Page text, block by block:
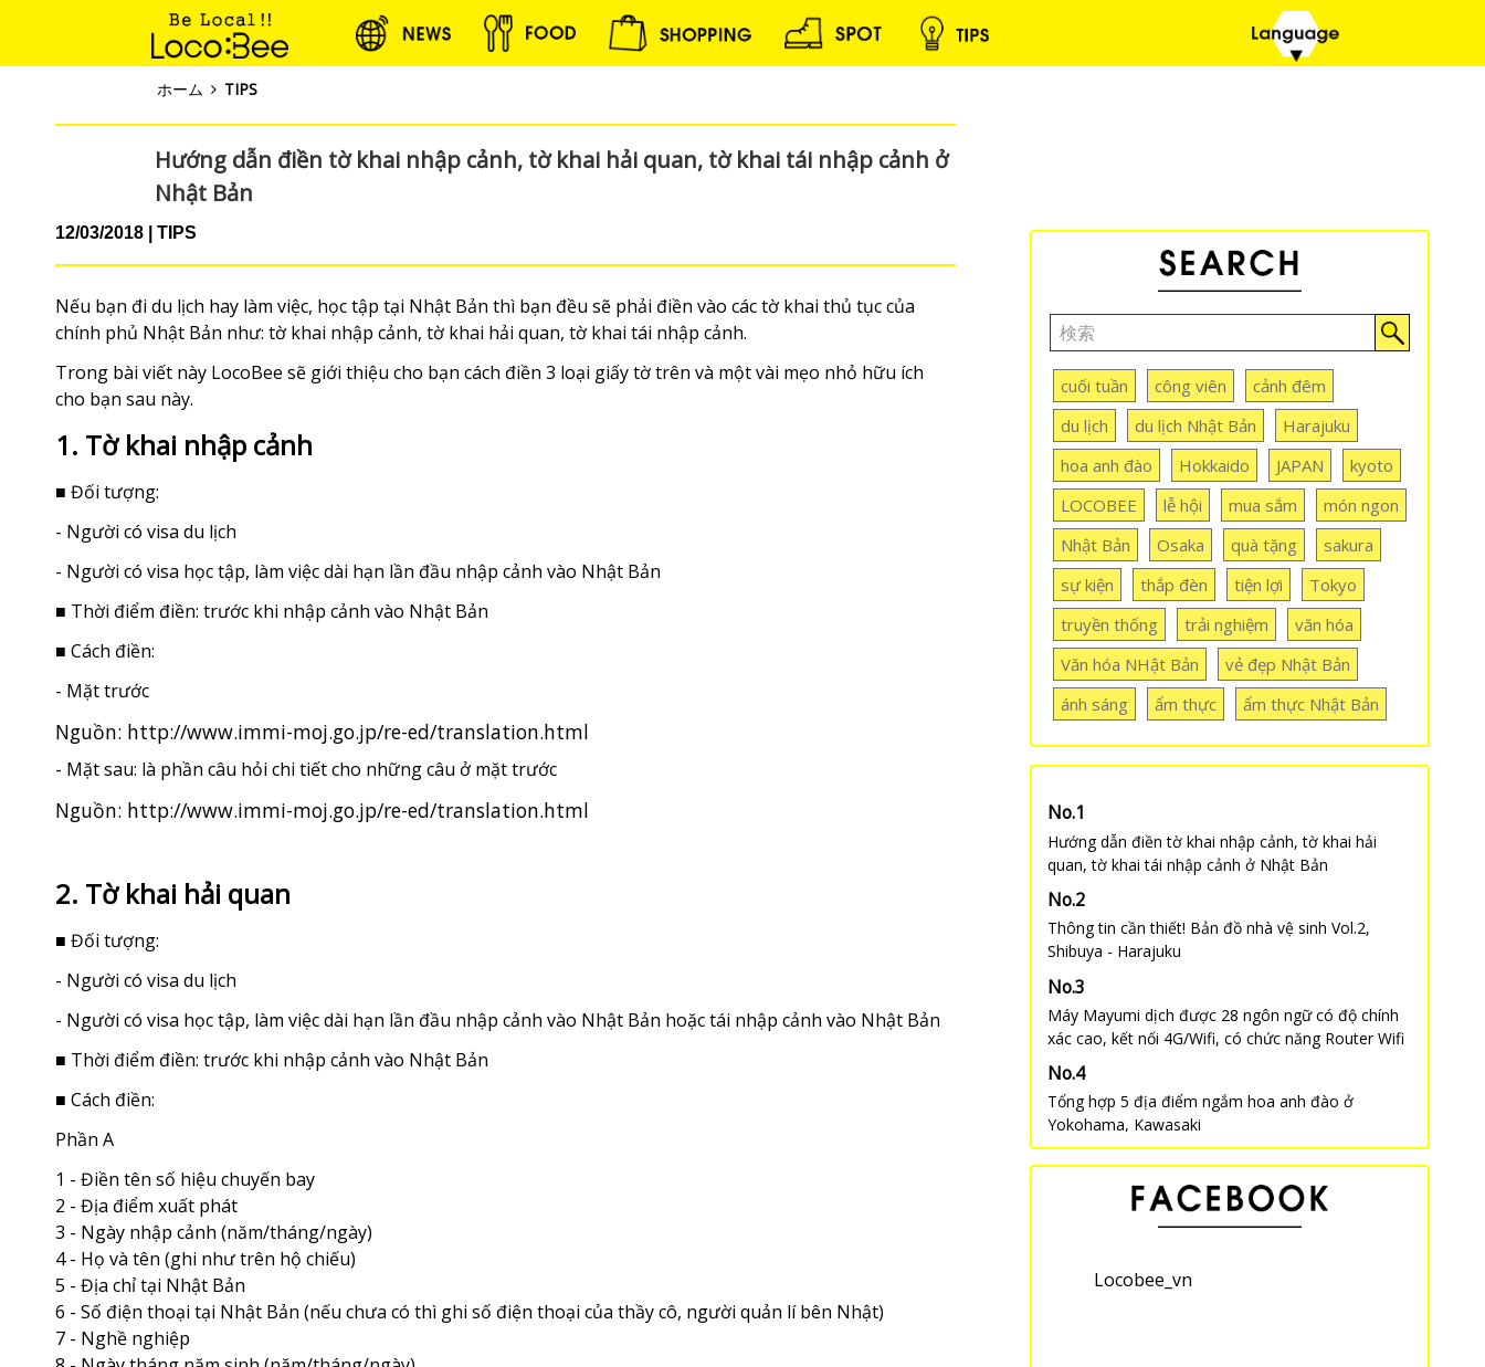
ホーム TIPS
Hướng dẫn điền tờ khai nhập cảnh, tờ khai hải quan, tờ khai tái nhập cảnh ở
Nhật Bản
12/03/2018 TIPS
Nếu bạn đi du lịch hay làm việc, học tập tại Nhật Bản thì bạn đều sẽ phải điền vào các tờ khai thủ tục của
chính phủ Nhật Bản như: tờ khai nhập cảnh, tờ khai hải quan, tờ khai tái nhập cảnh.
Trong bài viết này LocoBee sẽ giới thiệu cho bạn cách điền 3 loại giấy tờ trên và một vài mẹo nhỏ hữu ích
cho bạn sau này.
1. Tờ khai nhập cảnh
■ Đối tượng:
- Người có visa du lịch
- Người có visa học tập, làm việc dài hạn lần đầu nhập cảnh vào Nhật Bản
■ Thời điểm điền: trước khi nhập cảnh vào Nhật Bản
■ Cách điền:
- Mặt trước
Nguồn: http://www.immi-moj.go.jp/re-ed/translation.html
- Mặt sau: là phần câu hỏi chi tiết cho những câu ở mặt trước
Nguồn: http://www.immi-moj.go.jp/re-ed/translation.html
2. Tờ khai hải quan
■ Đối tượng:
- Người có visa du lịch
- Người có visa học tập, làm việc dài hạn lần đầu nhập cảnh vào Nhật Bản hoặc tái nhập cảnh vào Nhật Bản
■ Thời điểm điền: trước khi nhập cảnh vào Nhật Bản
■ Cách điền:
Phần A
1 - Điền tên số hiệu chuyến bay
2 - Địa điểm xuất phát
3 - Ngày nhập cảnh (năm/tháng/ngày)
4 - Họ và tên (ghi như trên hộ chiếu)
5 - Địa chỉ tại Nhật Bản
6 - Số điện thoại tại Nhật Bản (nếu chưa có thì ghi số điện thoại của thầy cô, người quản lí bên Nhật)
7 - Nghề nghiệp
cuối tuần công viên
cảnh đêm
du lịch
du lịch Nhật Bản
Harajuku
hoa anh đào
Hokkaido JAPAN
kyoto
LOCOBEE
lễ hội mua sắm
món ngon
Nhật Bản
Osaka quà tặng
sakura
sự kiện
thắp đèn tiện lợi
Tokyo
truyền thống
trải nghiệm
văn hóa
Văn hóa NHật Bản
vẻ đẹp Nhật Bản
ánh sáng
ẩm thực ẩm thực Nhật Bản
Hướng dẫn điền tờ khai nhập cảnh, tờ khai hải
quan, tờ khai tái nhập cảnh ở Nhật Bản
Thông tin cần thiết! Bản đồ nhà vệ sinh Vol.2,
Shibuya - Harajuku
Máy Mayumi dịch được 28 ngôn ngữ có độ chính
xác cao, kết nối 4G/Wifi, có chức năng Router Wifi
Tổng hợp 5 địa điểm ngắm hoa anh đào ở
Yokohama, Kawasaki
Thẻ lưu trú (在留カード) và Đăng kí Juminhyo (住民
票-じゅうみんひょう) sau khi nhập cảnh vào Nhật
Locobee_vn